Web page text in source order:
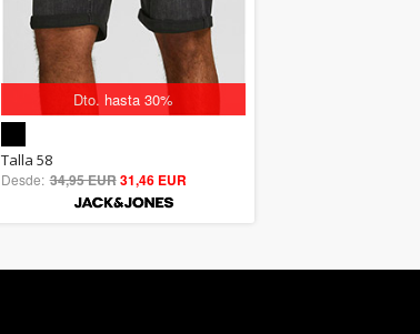
Dto. hasta 30%
out of 5
Talla 58
Desde: 34,95 EUR31,46 EUR